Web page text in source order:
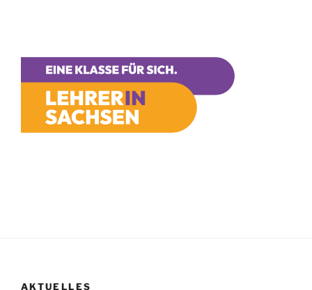
AKTUELLES